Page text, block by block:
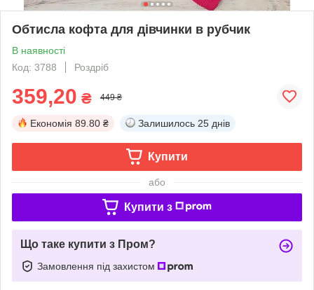
Обтисла кофта для дівчинки в рубчик
В наявності
Код: 3788
Роздріб
359,20 ₴ 449 ₴
Економія 89.80 ₴ Залишилось 25 днів
Купити
або
Купити з
Що таке купити з Пром?
Замовлення під захистом